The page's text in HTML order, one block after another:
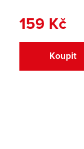
159 Kč
Koupit